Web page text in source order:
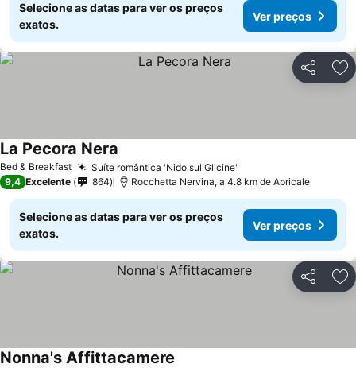
Selecione as datas para ver os preços
exatos.
Ver preços
Partilhar
Bed & Breakfast Suíte romântica 'Nido sul Glicine'
La Pecora Nera
9,4 Excelente 864 Rocchetta Nervina, a 4.8 km de Apricale
Selecione as datas para ver os preços
exatos.
Ver preços
Partilhar
Nonna's Affittacamere